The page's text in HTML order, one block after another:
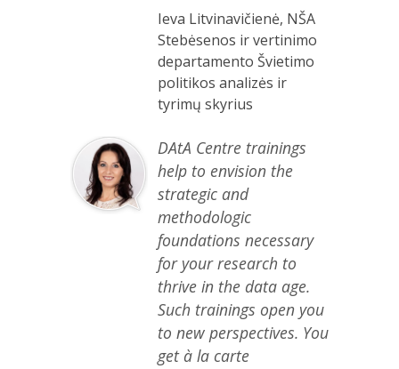
Ieva Litvinavičienė, NŠA
Stebėsenos ir vertinimo
departamento Švietimo
politikos analizės ir
tyrimų skyrius
DAtA Centre trainings
help to envision the
strategic and
methodologic
foundations necessary
for your research to
thrive in the data age.
Such trainings open you
to new perspectives. You
get à la carte